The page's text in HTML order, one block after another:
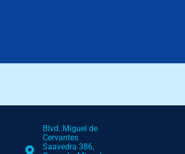
Blvd. Miguel de
Cervantes
Saavedra 386,